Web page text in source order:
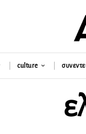
culture